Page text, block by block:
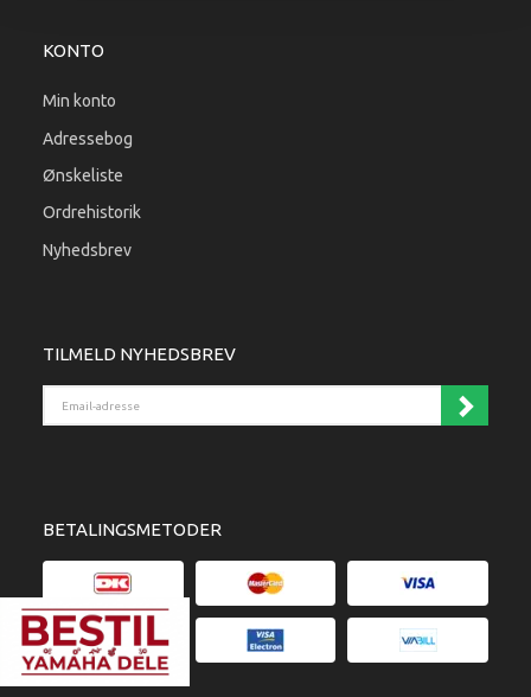
KONTO
Min konto
Adressebog
Ønskeliste
Ordrehistorik
Nyhedsbrev
TILMELD NYHEDSBREV
BETALINGSMETODER